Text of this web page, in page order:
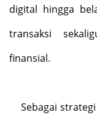
digital hingga
transaksi
finansial.
Sebagai